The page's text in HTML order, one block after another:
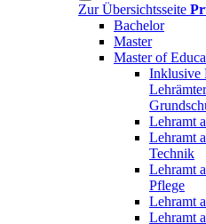
Zur Übersichtsseite
Bachelor
Master
Master of
Inklusive
Lehramt
Lehramt
Technik
Lehramt
Pflege
Lehramt
Lehramt